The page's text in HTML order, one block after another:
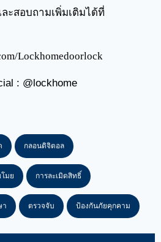
ะสอบถามเพิ่มเติมได้ที่
Lockhomedoorlock
: @lockhome
กลอนดิจิตอล
มย การละเมิดสิทธิ์
า ตรวจจับ ป้องกันภัยคุกคาม